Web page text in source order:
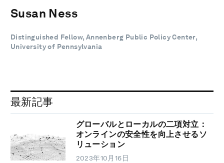
Susan Ness
Distinguished Fellow, Annenberg Public Policy Center,
University of Pennsylvania
最新記事
グローバルとローカルの二項対立：
オンラインの安全性を向上させるソ
リューション
2023年10月16日